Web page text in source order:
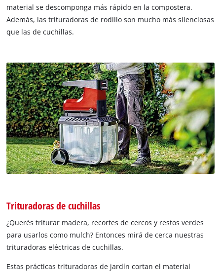
material se descomponga más rápido en la compostera.
Además, las trituradoras de rodillo son mucho más silenciosas
que las de cuchillas.
Trituradoras de cuchillas
¿Querés triturar madera, recortes de cercos y restos verdes
para usarlos como mulch? Entonces mirá de cerca nuestras
trituradoras eléctricas de cuchillas.
Estas prácticas trituradoras de jardín cortan el material